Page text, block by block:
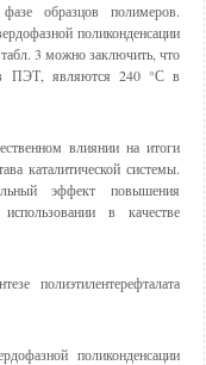
образцов полимеров.
поликонденсации
3 можно заключить, что
ПЭТ, являются 240 °С в
влиянии на итоги
каталитической системы.
эффект повышения
в качестве
полиэтилентерефталата
поликонденсации